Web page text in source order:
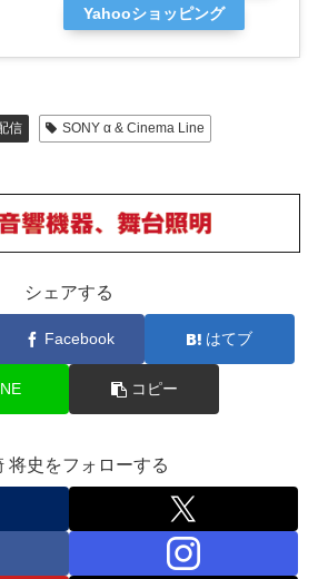
Yahooショッピング
信
SONY α & Cinema Line
シェアする
Facebook はてブ
コピー
将史をフォローする